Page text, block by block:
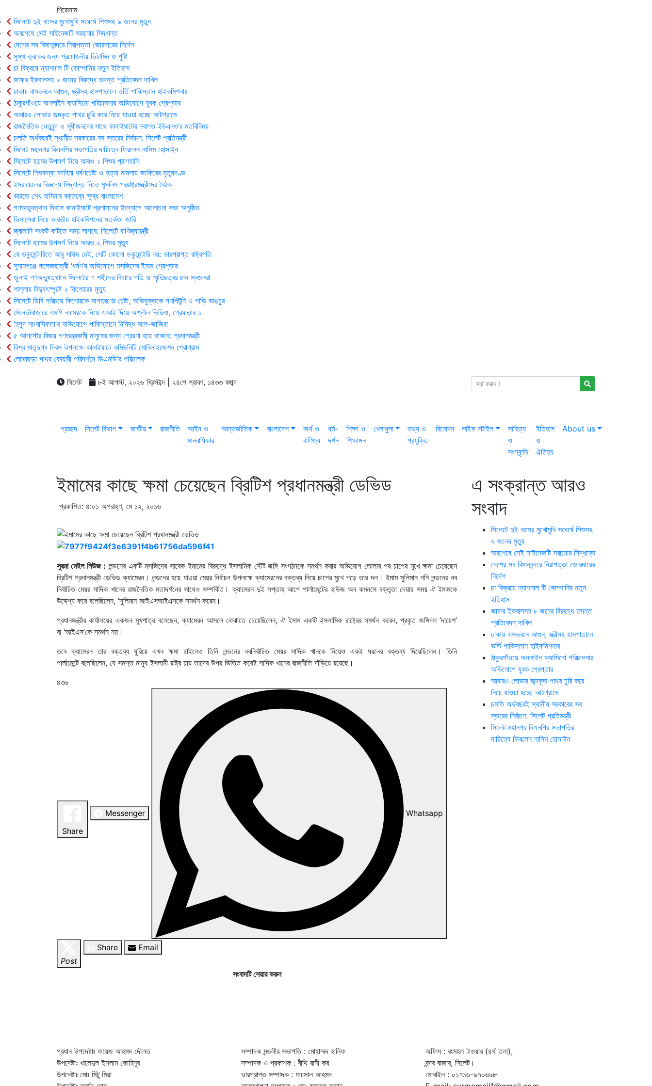
শিরোনাম
সিলেটে দুই বাসের মুখোমুখি সংঘর্ষে শিশুসহ ৯ জনের মৃত্যু
অবশেষে সেই সাইনেজটি সরানোর সিদ্ধান্ত
দেশের সব বিমানবন্দরে নিরাপত্তা জোরদারের নির্দেশ
সুস্থ ত্বকের জন্য প্রয়োজনীয় ভিটামিন ও পুষ্টি
চা বিক্রয়ে ন্যাশনাল টি কোম্পানির নতুন ইতিহাস
জাফর ইকবালসহ ৮ জনের বিরুদ্ধে তদন্ত প্রতিবেদন দাখিল
ঢাকায় বাসভবনে আগুন, স্ত্রীসহ হাসপাতালে ভর্তি পাকিস্তান হাইকমিশনার
ঠাকুরগাঁওয়ে অনলাইন ক্যাসিনো পরিচালনার অভিযোগে যুবক গ্রেপ্তার
আবারও লোভার জব্দকৃত পাথর চুরি করে নিয়ে যাওয়া হচ্ছে আটগ্রামে
রাজনৈতিক নেতৃবৃন্দ ও সুধীজনদের সাথে কানাইঘাটের নবাগত ইউএনও’র মতবিনিময়
চলতি অর্থবছরই স্থানীয় সরকারের সব স্তরের নির্বাচন: সিলেট প্রতিমন্ত্রী
সিলেট মহানগর বিএনপির সভাপতির দায়িত্বে ফিরলেন নাসিম হোসাইন
সিলেটে হামের উপসর্গ নিয়ে আরও ২ শিশুর প্রাণহানি
সিলেটে শিশুকন্যা ফাহিমা ধর্ষণচেষ্টা ও হত্যা মামলায় জাকিরের মৃত্যুদণ্ড
ইসরায়েলের বিরুদ্ধে সিদ্ধান্ত নিতে মুসলিম পররাষ্ট্রমন্ত্রীদের বৈঠক
ভারতে শেখ হাসিনার বক্তব্যে ক্ষুব্ধ বাংলাদেশ
গণঅভ্যুত্থান দিবসে কানাইঘাটে প্রশাসনের উদ্যোগে আলোচনা সভা অনুষ্ঠিত
ভিসাসেবা নিয়ে ভারতীয় হাইকমিশনের সতর্কতা জারি
জ্বালানি সংকট কাটতে সময় লাগবে: সিলেটে বাণিজ্যমন্ত্রী
সিলেটে হামের উপসর্গ নিয়ে আরও ২ শিশুর মৃত্যু
যে ডকুমেন্টারিতে আবু সাঈদ নেই, সেটি কোনো ডকুমেন্টারি নয়: ভারপ্রাপ্ত রাষ্ট্রপতি
সুনামগঞ্জে কলেজছাত্রী ‘ধর্ষণ’র অভিযোগে মসজিদের ইমাম গ্রেপ্তার
জুলাই গণঅভ্যুত্থানে সিলেটের ৭ শহীদের বিচারে গতি ও স্মৃতিচত্বর চান স্বজনরা
শাল্লায় বিদ্যুৎস্পৃষ্টে ২ কিশোরের মৃত্যু
সিলেটে ডিবি পরিচয়ে কিশোরকে অপহরণের চেষ্টা, অভিযুক্তকে গণপিটুনি ও গাড়ি ভাঙচুর
মৌলভীবাজারে এমপি নাসেরকে নিয়ে এআই দিয়ে অশ্লীল ভিডিও, গ্রেফতার ১
‘হলুদ সাংবাদিকতা’র অভিযোগে পাকিস্তানে নিষিদ্ধ আল-জাজিরা
৫ আগস্টের বিজয় গণতন্ত্রকামী মানুষের জন্য প্রেরণা হয়ে থাকবে: প্রধানমন্ত্রী
বিশ্ব মাতৃদুগ্ধ দিবস উপলক্ষে কানাইঘাটে কমিউনিটি মোবিলাইজেশন প্রোগ্রাম
লোভাছড়া পাথর কোয়ারী পরিদর্শনে ডিএমডি’র পরিচালক
সিলেট ৮ই আগস্ট, ২০২৬ খ্রিস্টাব্দ | ২৪শে শ্রাবণ, ১৪৩৩ বঙ্গাব্দ
প্রচ্ছদ সিলেট বিভাগ জাতীয় রাজনীতি
আইন ও
মানবাধিকার
আন্তর্জাতিক বাংলাদেশ
অর্থ ও
বাণিজ্য
ধর্ম-
দর্শন
শিক্ষা ও
শিক্ষাঙ্গন
খেলাধুলা
তথ্য ও
প্রযুক্তি
বিনোদন লাইফ স্টাইল
সাহিত্য
ও
সংস্কৃতি
ইতিহাস
ও
ঐতিহ্য
About us
ইমামের কাছে ক্ষমা চেয়েছেন ব্রিটিশ প্রধানমন্ত্রী ডেভিড
প্রকাশিত: ৪:০১ অপরাহ্ণ, মে ১২, ২০১৬
সুরমা মেইল নিউজ : লন্ডনের একটি মসজিদের সাবেক ইমামের বিরুদ্ধে ইসলামিক স্টেট জঙ্গি সংগঠনকে সমর্থন করার অভিযোগ তোলার পর চাপের মুখে ক্ষমা চেয়েছেন
ব্রিটিশ প্রধানমন্ত্রী ডেভিড ক্যামেরন। লন্ডনের হয়ে যাওয়া মেয়র নির্বাচন উপলক্ষে ক্যামেরনের বক্তব্য নিয়ে চাপের মুখে পড়ে তার দল। ইমাম সুলিমান গনি লন্ডনের নব
নির্বাচিত মেয়র সাদিক খানের রাজনৈতিক মতাদর্শনের সাথেও সম্পর্কিত। ক্যামেরন দুই সপ্তাহ আগে পার্লামেন্টের হাউজ অব কমনসে বক্তৃতা দেয়ার সময় ঐ ইমামকে
উদ্দেশ্য করে বলেছিলেন, ‘সুলিমান আইএসআইএসকে সমর্থন করেন।
প্রধানমন্ত্রীর কার্যালয়ের একজন মুখপাত্র বলেছেন, ক্যামেরন আসলে বোঝাতে চেয়েছিলেন, ঐ ইমাম একটি ইসলামিক রাষ্ট্রের সমর্থন করেন, প্রকৃত জঙ্গিদল ‘দায়েশ’
বা ‘আইএস’কে সমর্থন নয়।
তবে ক্যামেরন তার বক্তব্য ঘুরিয়ে এখন ক্ষমা চাইলেও তিনি লন্ডনের নবনির্বাচিত মেয়র সাদিক খানকে নিয়েও একই ধরনের বক্তব্য দিয়েছিলেন। তিনি
পার্লামেন্টে বলেছিলেন, যে সমস্ত মানুষ ইসলামী রাষ্ট্র চায় তাদের উপর ভিত্তি করেই সাদিক খানের রাজনীতি দাঁড়িয়ে রয়েছে।
৪৩৬
Share
Messenger Whatsapp
Post
Share Email
সংবাদটি শেয়ার করুন
এ সংক্রান্ত আরও
সংবাদ
সিলেটে দুই বাসের মুখোমুখি সংঘর্ষে শিশুসহ
৯ জনের মৃত্যু
অবশেষে সেই সাইনেজটি সরানোর সিদ্ধান্ত
দেশের সব বিমানবন্দরে নিরাপত্তা জোরদারের
নির্দেশ
চা বিক্রয়ে ন্যাশনাল টি কোম্পানির নতুন
ইতিহাস
জাফর ইকবালসহ ৮ জনের বিরুদ্ধে তদন্ত
প্রতিবেদন দাখিল
ঢাকায় বাসভবনে আগুন, স্ত্রীসহ হাসপাতালে
ভর্তি পাকিস্তান হাইকমিশনার
ঠাকুরগাঁওয়ে অনলাইন ক্যাসিনো পরিচালনার
অভিযোগে যুবক গ্রেপ্তার
আবারও লোভার জব্দকৃত পাথর চুরি করে
নিয়ে যাওয়া হচ্ছে আটগ্রামে
চলতি অর্থবছরই স্থানীয় সরকারের সব
স্তরের নির্বাচন: সিলেট প্রতিমন্ত্রী
সিলেট মহানগর বিএনপির সভাপতির
দায়িত্বে ফিরলেন নাসিম হোসাইন
প্রধান উপদেষ্টাঃ ফয়েজ আহমদ দৌলত
উপদেষ্টাঃ খালেদুল ইসলাম কোহিনূর
উপদেষ্টাঃ মোঃ মিটু মিয়া
সম্পাদক মন্ডলীর সভাপতি : মোহাম্মদ হানিফ
সম্পাদক ও প্রকাশক : বীথি রানী কর
ভারপ্রাপ্ত সম্পাদক : ফয়সাল আহমদ
অফিস : রংমহল টাওয়ার (৪র্থ তলা),
বন্দর বাজার, সিলেট।
মোবাইল : ০১৭১৬-৯৭০৬৯৮